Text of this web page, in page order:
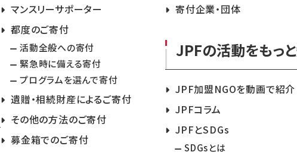
マンスリーサポーター
都度のご寄付
活動全般への寄付
緊急時に備える寄付
プログラムを選んで寄付
遺贈・相続財産によるご寄付
その他の方法のご寄付
募金箱でのご寄付
寄付企業・団体
JPFの活動をもっ
JPF加盟NGOを動画で紹介
JPFコラム
JPFとSDGs
SDGsとは